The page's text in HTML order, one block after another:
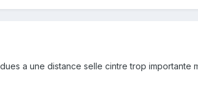
a une distance selle cintre trop importante